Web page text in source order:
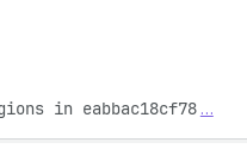
in eabbac18cf78 …